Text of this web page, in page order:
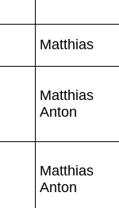
Matthias
Matthias
Anton
Matthias
Anton